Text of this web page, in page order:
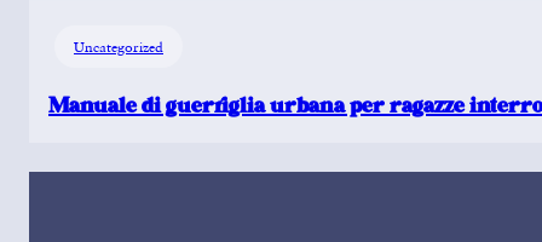
Uncategorized
Manuale di guerriglia urbana per ragazze